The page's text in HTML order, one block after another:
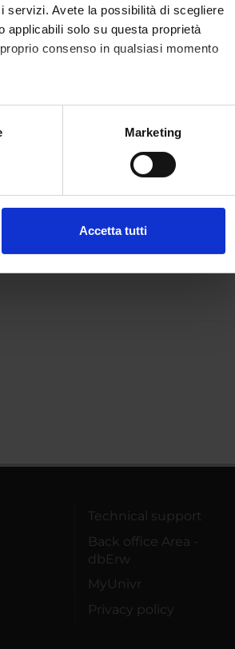
servizi. Avete la possibilità di scegliere
solo su questa proprietà
consenso in qualsiasi momento
di qualche metro,Marketing
Accetta tutti
by the department
Technical support
Back office Area -
dbErw
MyUnivr
Privacy policy